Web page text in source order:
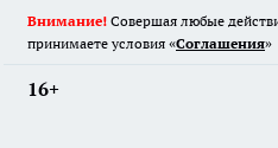
Внимание! Совершая любые
принимаете условия «Cоглашения»
16+